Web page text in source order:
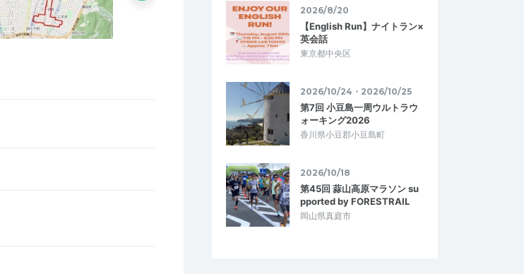
2026/8/20
【English Run】ナイトラン×
英会話
東京都中央区
2026/10/24・2026/10/25
第7回 小豆島一周ウルトラウ
ォーキング2026
香川県小豆郡小豆島町
2026/10/18
第45回 蒜山高原マラソン su
pported by FORESTRAIL
岡山県真庭市